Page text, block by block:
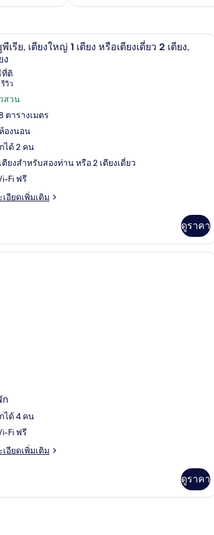
งพัก, โต๊ะทำงาน, ผ้าม่านกันแสง, เปล/เตียงเด็กอ่อน (ฟรี)
ย
ด
ห้องซูพีเรีย, เตียงใหญ่ 1 เตียง ห
เรีย, เตียงใหญ่ 1 เตียง หรือเตียงเดี่ยว 2 เตียง,
ง
ก 10
ที่ติ
รีวิว
ว)
สวน
ตารางเมตร
องนอน
ได้ 2 คน
ตียงสำหรับสองท่าน หรือ 2 เตียงเดี่ยว
Fi ฟรี
อียดเพิ่มเติม
ดูราคา
นห้องพัก, โต๊ะทำงาน, ผ้าม่านกันแสง, เปล/เตียงเด็กอ่อน (ฟรี)
ก
ได้ 4 คน
Fi ฟรี
อียดเพิ่มเติม
ดูราคา